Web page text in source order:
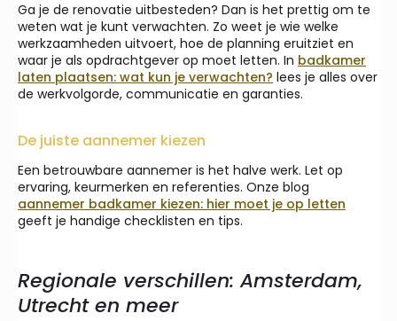
Ga je de renovatie uitbesteden? Dan is het prettig om te
weten wat je kunt verwachten. Zo weet je wie welke
werkzaamheden uitvoert, hoe de planning eruitziet en
waar je als opdrachtgever op moet letten. In badkamer
laten plaatsen: wat kun je verwachten? lees je alles over
de werkvolgorde, communicatie en garanties.
De juiste aannemer kiezen
Een betrouwbare aannemer is het halve werk. Let op
ervaring, keurmerken en referenties. Onze blog
aannemer badkamer kiezen: hier moet je op letten
geeft je handige checklisten en tips.
Regionale verschillen: Amsterdam,
Utrecht en meer